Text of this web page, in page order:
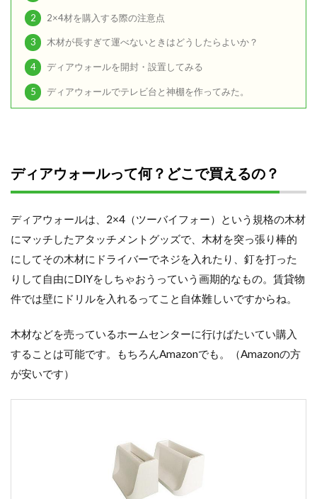
2 2×4材を購入する際の注意点
3 木材が長すぎて運べないときはどうしたらよいか？
4 ディアウォールを開封・設置してみる
5 ディアウォールでテレビ台と神棚を作ってみた。
ディアウォールって何？どこで買えるの？
ディアウォールは、2×4（ツーバイフォー）という規格の木材
にマッチしたアタッチメントグッズで、木材を突っ張り棒的
にしてその木材にドライバーでネジを入れたり、釘を打った
りして自由にDIYをしちゃおうっていう画期的なもの。賃貸物
件では壁にドリルを入れるってこと自体難しいですからね。
木材などを売っているホームセンターに行けばたいてい購入
することは可能です。もちろんAmazonでも。（Amazonの方
が安いです）